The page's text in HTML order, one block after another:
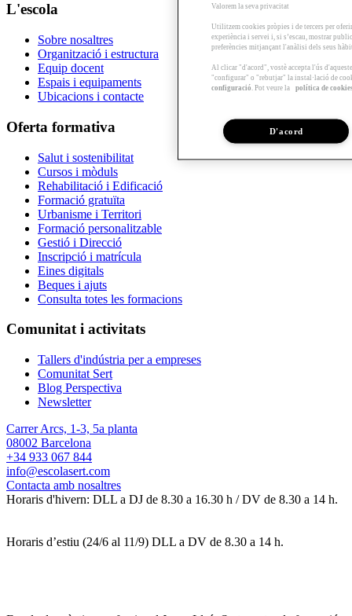
L'escola
Sobre nosaltres
Organització i estructura
Equip docent
Espais i equipaments
Ubicacions i contacte
Oferta formativa
Salut i sostenibilitat
Cursos i mòduls
Rehabilitació i Edificació
Formació gratuïta
Urbanisme i Territori
Formació personalitzable
Gestió i Direcció
Inscripció i matrícula
Eines digitals
Beques i ajuts
Consulta totes les formacions
Comunitat i activitats
Tallers d'indústria per a empreses
Comunitat Sert
Blog Perspectiva
Newsletter
Carrer Arcs, 1-3, 5a planta
08002 Barcelona
+34 933 067 844
info@escolasert.com
Contacta amb nosaltres
Horaris d'hivern: DLL a DJ de 8.30 a 16.30 h / DV de 8.30 a 14 h.
Horaris d’estiu (24/6 al 11/9) DLL a DV de 8.30 a 14 h.
Valorem la seva privacitat
Utilitzem cookies pròpies i de tercers per
experiència i servei i, si s’escau, mostrar
preferències mitjançant l'anàlisi dels seus
Al clicar "d'acord", vostè accepta l'ús
"configurar" o "rebutjar" la instal·lació de
configuració . Pot veure la política de
D'acord